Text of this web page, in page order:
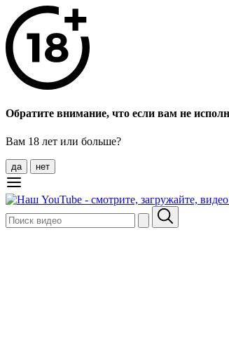
Обратите внимание, что если вам не
Вам 18 лет или больше?
да нет